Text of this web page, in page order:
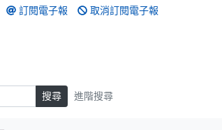
訂閱電子報 取消訂閱電子報
搜尋 進階搜尋